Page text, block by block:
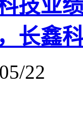
技业
长鑫
22